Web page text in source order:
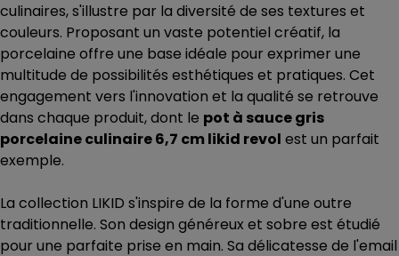
culinaires, s'illustre par la diversité de ses textures et
couleurs. Proposant un vaste potentiel créatif, la
porcelaine offre une base idéale pour exprimer une
multitude de possibilités esthétiques et pratiques. Cet
engagement vers l'innovation et la qualité se retrouve
dans chaque produit, dont le pot à sauce gris
porcelaine culinaire 6,7 cm likid revol est un parfait
exemple.
La collection LIKID s'inspire de la forme d'une outre
traditionnelle. Son design généreux et sobre est étudié
pour une parfaite prise en main. Sa délicatesse de l'email